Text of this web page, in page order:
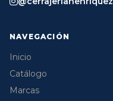
NAVEGACIÓN
Inicio
Catálogo
Marcas